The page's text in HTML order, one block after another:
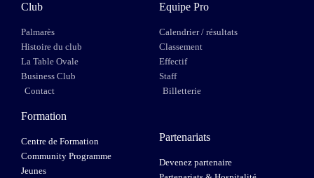
Club
Palmarès
Histoire du club
La Table Ovale
Business Club
Contact
Equipe Pro
Calendrier / résultats
Classement
Effectif
Staff
Billetterie
Formation
Centre de Formation
Community Programme
Jeunes
Partenariats
Devenez partenaire